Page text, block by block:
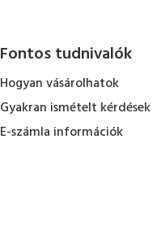
Fontos tudnivalók
Hogyan vásárolhatok
Gyakran ismételt kérdések
E-számla információk